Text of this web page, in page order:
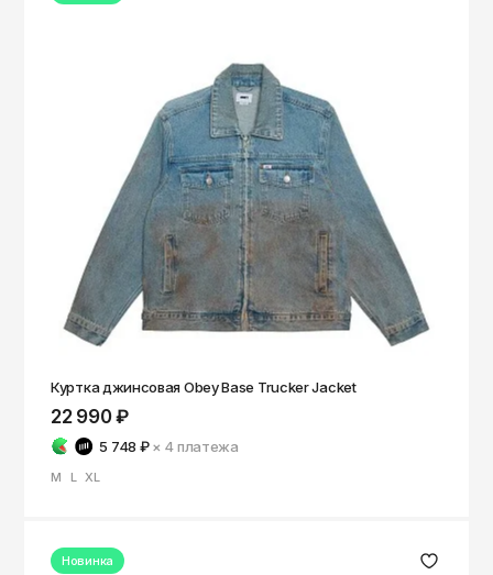
Куртка джинсовая Obey Base Trucker Jacket
22 990 ₽
5 748 ₽ × 4платежа
M L XL
Новинка